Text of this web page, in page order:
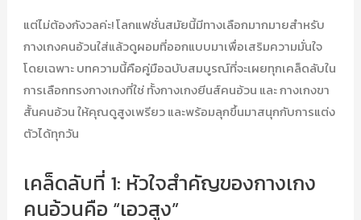
แต่ไม่ต้องกังวลค่ะ! โลกแฟชั่นสมัยนี้มีทางเลือกมากมายสำหรับ
กางเกงคนอ้วนใส่แล้วดูผอมที่ออกแบบมาเพื่อเสริมความมั่นใจ
โดยเฉพาะ บทความนี้คือคู่มือฉบับสมบูรณ์ที่จะเผยทุกเคล็ดลับใน
การเลือกทรงกางเกงที่ใช่ ทั้งกางเกงยีนส์คนอ้วน และ กางเกงขา
สั้นคนอ้วน ให้คุณดูสูงเพรียว และพร้อมลุกขึ้นมาสนุกกับการแต่ง
ตัวได้ทุกวัน
เคล็ดลับที่ 1: หัวใจสำคัญของกางเกง
คนอ้วนคือ “เอวสูง”